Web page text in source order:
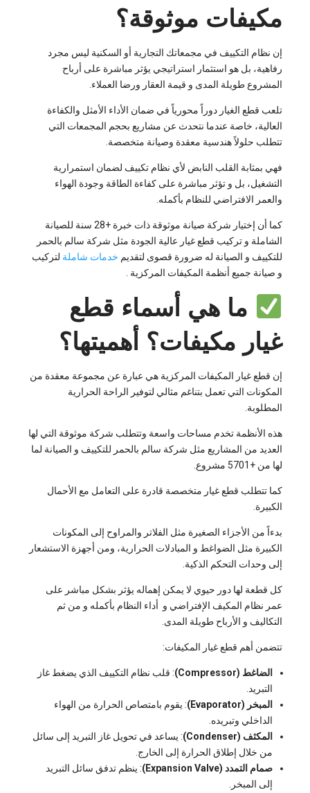
مكيفات موثوقة؟
إن نظام التكييف في مجمعاتك التجارية أو السكنية ليس مجرد
رفاهية، بل هو استثمار استراتيجي يؤثر مباشرة على أرباح
المشروع طويلة المدى و قيمة العقار ورضا العملاء.
تلعب قطع الغيار دوراً محورياً في ضمان الأداء الأمثل والكفاءة
العالية، خاصة عندما نتحدث عن مشاريع بحجم المجمعات التي
تتطلب حلولاً هندسية معقدة وصيانة متخصصة.
فهي بمثابة القلب النابض لأي نظام تكييف لضمان استمرارية
التشغيل، بل و تؤثر مباشرة على كفاءة الطاقة وجودة الهواء
والعمر الافتراضي للنظام بأكمله.
كما أن إختيار شركة صيانة موثوقة ذات خبرة +28 سنة للصيانة
الشاملة و تركيب قطع غيار عالية الجودة مثل شركة سالم بالحمر
للتكييف و الصيانة له ضرورة قصوى لتقديم خدمات شاملة لتركيب
و صيانة جميع أنظمة المكيفات المركزية .
ما هي أسماء قطع
غيار مكيفات؟ أهميتها؟
إن قطع غيار المكيفات المركزية هي عبارة عن مجموعة معقدة من
المكونات التي تعمل بتناغم مثالي لتوفير الراحة الحرارية
المطلوبة.
هذه الأنظمة تخدم مساحات واسعة وتتطلب شركة موثوقة التي لها
العديد من المشاريع مثل شركة سالم بالحمر للتكييف و الصيانة لما
لها من +5701 مشروع.
كما تتطلب قطع غيار متخصصة قادرة على التعامل مع الأحمال
الكبيرة.
بدءاً من الأجزاء الصغيرة مثل الفلاتر والمراوح إلى المكونات
الكبيرة مثل الضواغط و المبادلات الحرارية، ومن أجهزة الاستشعار
إلى وحدات التحكم الذكية.
كل قطعة لها دور حيوي لا يمكن إهماله يؤثر بشكل مباشر على
عمر نظام المكيف الإفتراضي و أداء النظام بأكمله و من ثم
التكاليف و الأرباح طويلة المدى.
تتضمن أهم قطع غيار المكيفات:
الضاغط (Compressor)
: قلب نظام التكييف الذي يضغط غاز
التبريد.
المبخر (Evaporator)
: يقوم بامتصاص الحرارة من الهواء
الداخلي وتبريده.
المكثف (Condenser)
: يساعد في تحويل غاز التبريد إلى سائل
من خلال إطلاق الحرارة إلى الخارج.
صمام التمدد (Expansion Valve)
: ينظم تدفق سائل التبريد
إلى المبخر.